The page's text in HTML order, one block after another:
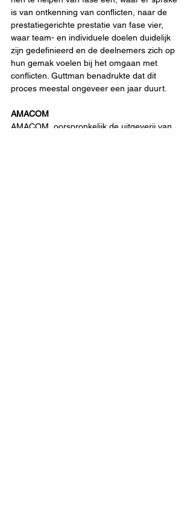
is van ontkenning van conflicten, naar de
prestatiegerichte prestatie van fase vier,
waar team- en individuele doelen duidelijk
zijn gedefinieerd en de deelnemers zich op
hun gemak voelen bij het omgaan met
conflicten. Guttman benadrukte dat dit
proces meestal ongeveer een jaar duurt.
AMACOM
AMACOM, oorspronkelijk de uitgeverij van